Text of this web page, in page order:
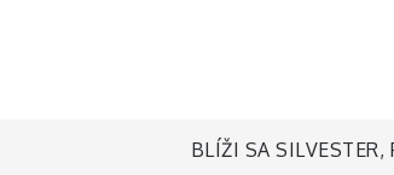
BLÍŽI SA